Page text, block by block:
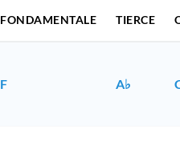
FONDAMENTALE TIERCE
F A♭